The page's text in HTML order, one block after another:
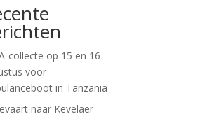
collecte op 15 en 16
voor
in Tanzania
naar Kevelaer